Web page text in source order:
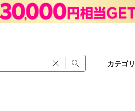
カテゴ